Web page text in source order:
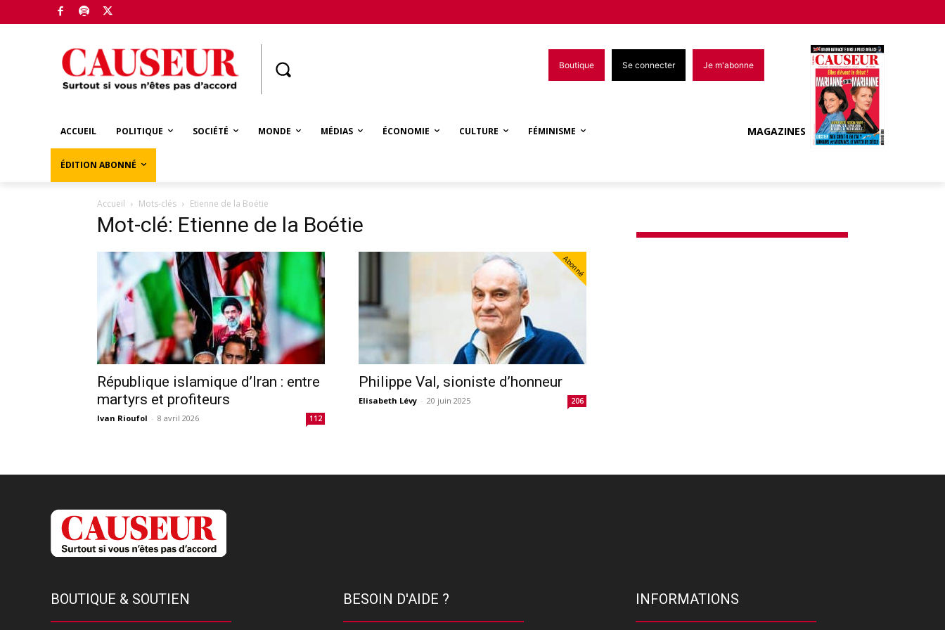
Boutique Se connecter Je m'abonne
ACCUEIL POLITIQUE SOCIÉTÉ MONDE MÉDIAS ÉCONOMIE CULTURE FÉMINISME
ÉDITION ABONNÉ
MAGAZINES
Accueil Mots-clés Etienne de la Boétie
Mot-clé: Etienne de la Boétie
République islamique d’Iran : entre
martyrs et profiteurs
Ivan Rioufol - 8 avril 2026 112
Abonné
Philippe Val, sioniste d’honneur
Elisabeth Lévy - 20 juin 2025 206
BOUTIQUE & SOUTIEN BESOIN D'AIDE ? INFORMATIONS